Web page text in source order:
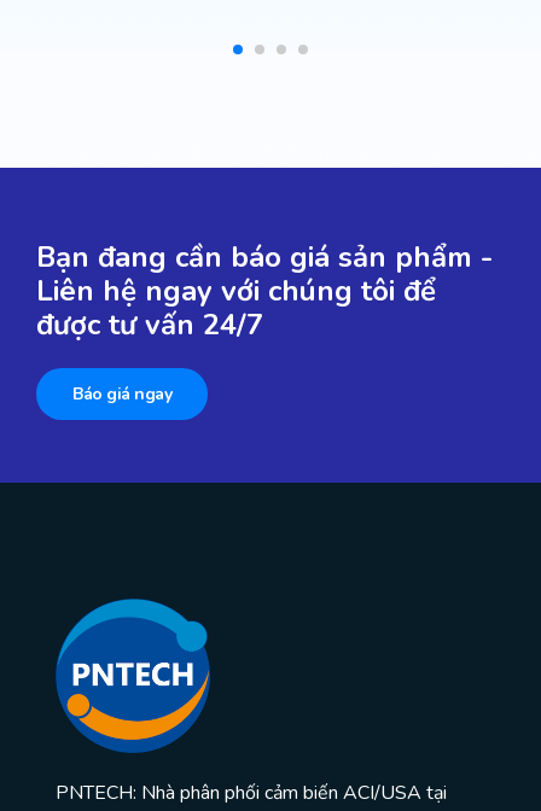
Bạn đang cần báo giá sản phẩm -
Liên hệ ngay với chúng tôi để
được tư vấn 24/7
Báo giá ngay
PNTECH: Nhà phân phối cảm biến ACI/USA tại